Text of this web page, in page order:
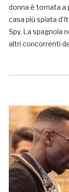
donna è tornata a
casa più spiata
Spy. La spagnola
altri concorrenti